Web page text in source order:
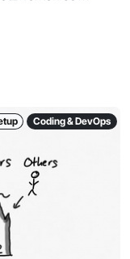
Coding & DevOps